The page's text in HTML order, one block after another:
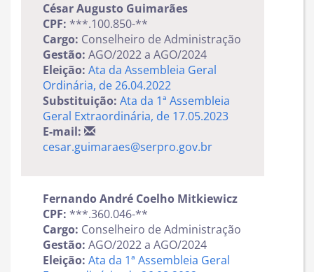
César Augusto Guimarães
CPF: ***.100.850-**
Cargo: Conselheiro de Administração
Gestão: AGO/2022 a AGO/2024
Eleição: Ata da Assembleia Geral
Ordinária, de 26.04.2022
Substituição: Ata da 1ª Assembleia
Geral Extraordinária, de 17.05.2023
E-mail:
cesar.guimaraes@serpro.gov.br
Fernando André Coelho Mitkiewicz
CPF: ***.360.046-**
Cargo: Conselheiro de Administração
Gestão: AGO/2022 a AGO/2024
Eleição: Ata da 1ª Assembleia Geral